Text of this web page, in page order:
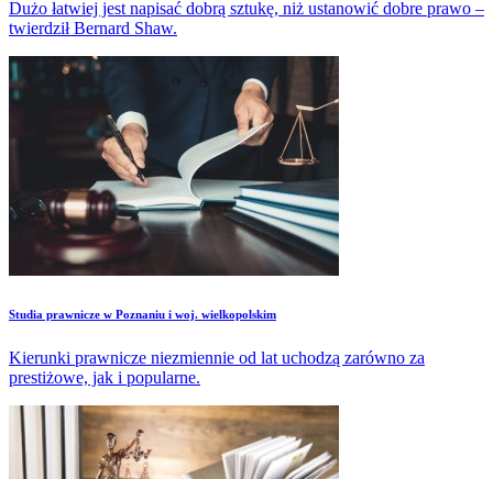
Dużo łatwiej jest napisać dobrą sztukę, niż ustanowić dobre prawo –
twierdził Bernard Shaw.
Studia prawnicze w Poznaniu i woj. wielkopolskim
Kierunki prawnicze niezmiennie od lat uchodzą zarówno za
prestiżowe, jak i popularne.